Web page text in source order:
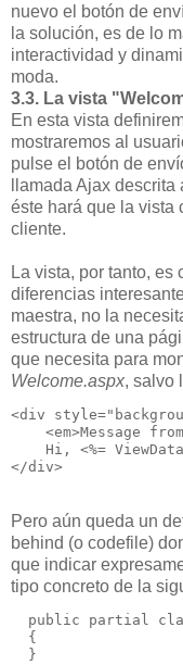
nuevo el botón de
la solución, es de lo
interactividad y
moda.
3.3. La vista
En esta vista
mostraremos al
pulse el botón de
llamada Ajax
éste hará que la vista
cliente.
La vista, por tanto,
diferencias
maestra, no la
estructura de una
que necesita para
Welcome.aspx, salvo
<div
<em>Message
Hi, <%=
</div>
Pero aún queda un
behind (o codefile)
que indicar
tipo concreto de la
public partial
  {
  }